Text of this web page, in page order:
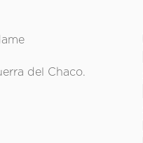
del Chaco.